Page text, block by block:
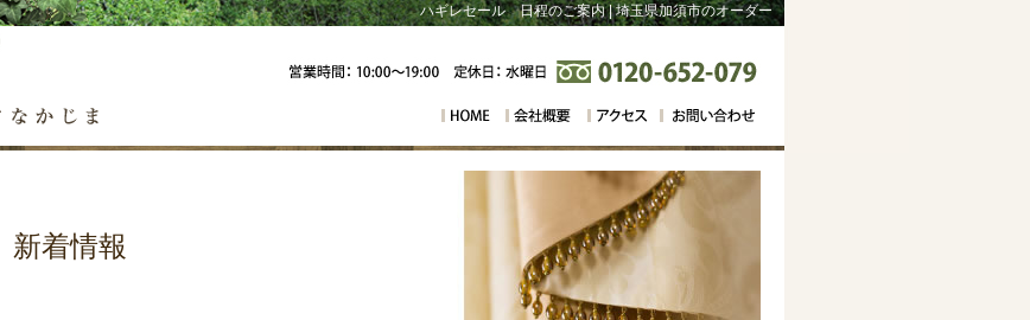
ハギレセール 日程のご案内 | 埼玉県加須市のオーダー
新着情報